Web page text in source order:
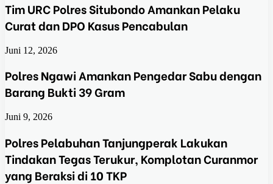
Tim URC Polres Situbondo Amankan Pelaku
Curat dan DPO Kasus Pencabulan
Juni 12, 2026
Polres Ngawi Amankan Pengedar Sabu dengan
Barang Bukti 39 Gram
Juni 9, 2026
Polres Pelabuhan Tanjungperak Lakukan
Tindakan Tegas Terukur, Komplotan Curanmor
yang Beraksi di 10 TKP